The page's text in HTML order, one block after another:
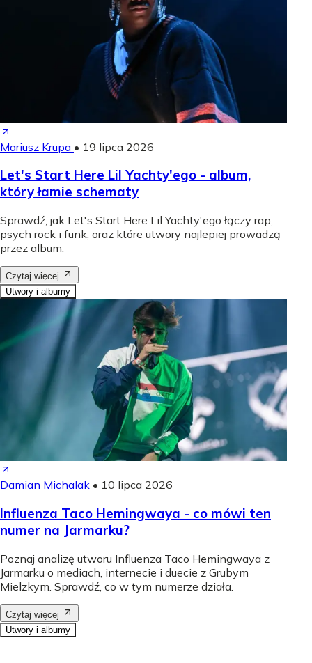
Mariusz Krupa • 19 lipca 2026
Let's Start Here Lil Yachty'ego - album,
który łamie schematy
Sprawdź, jak Let's Start Here Lil Yachty'ego łączy rap,
psych rock i funk, oraz które utwory najlepiej prowadzą
przez album.
Czytaj więcej
Utwory i albumy
Damian Michalak • 10 lipca 2026
Influenza Taco Hemingwaya - co mówi ten
numer na Jarmarku?
Poznaj analizę utworu Influenza Taco Hemingwaya z
Jarmarku o mediach, internecie i duecie z Grubym
Mielzkym. Sprawdź, co w tym numerze działa.
Czytaj więcej
Utwory i albumy